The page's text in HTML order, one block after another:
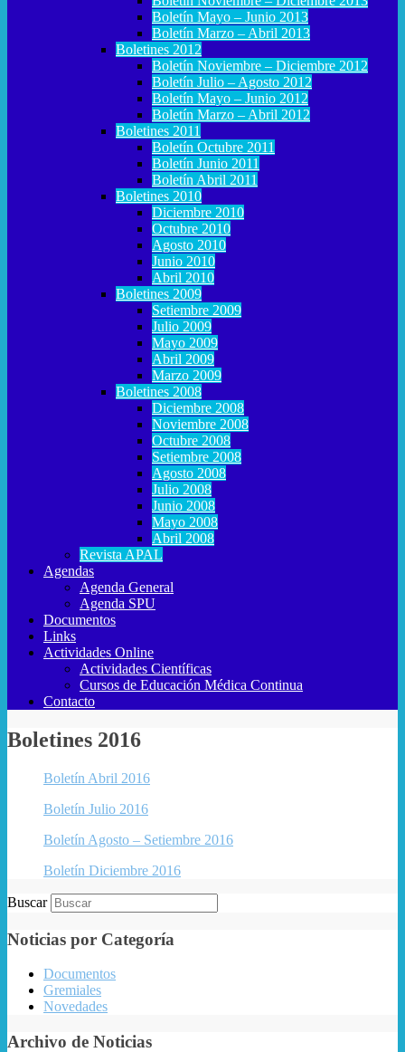
Boletín Mayo – Junio 2013
Boletín Marzo – Abril 2013
Boletines 2012
Boletín Noviembre – Diciembre 2012
Boletín Julio – Agosto 2012
Boletín Mayo – Junio 2012
Boletín Marzo – Abril 2012
Boletines 2011
Boletín Octubre 2011
Boletín Junio 2011
Boletín Abril 2011
Boletines 2010
Diciembre 2010
Octubre 2010
Agosto 2010
Junio 2010
Abril 2010
Boletines 2009
Setiembre 2009
Julio 2009
Mayo 2009
Abril 2009
Marzo 2009
Boletines 2008
Diciembre 2008
Noviembre 2008
Octubre 2008
Setiembre 2008
Agosto 2008
Julio 2008
Junio 2008
Mayo 2008
Abril 2008
Revista APAL
Agendas
Agenda General
Agenda SPU
Documentos
Links
Actividades Online
Actividades Científicas
Cursos de Educación Médica Continua
Contacto
Boletines 2016
Boletín Abril 2016
Boletín Julio 2016
Boletín Agosto – Setiembre 2016
Boletín Diciembre 2016
Buscar
Noticias por Categoría
Documentos
Gremiales
Novedades
Archivo de Noticias